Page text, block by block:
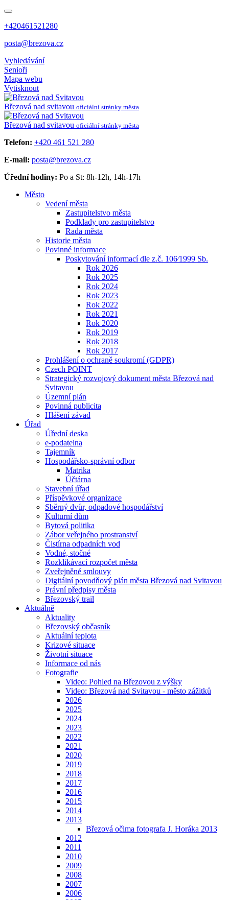
+420461521280
posta@brezova.cz
Vyhledávání
Senioři
Mapa webu
Vytisknout
Březová nad svitavou oficiální stránky města
Březová nad svitavou oficiální stránky města
Telefon: +420 461 521 280
E-mail: posta@brezova.cz
Úřední hodiny: Po a St: 8h-12h, 14h-17h
Město
Vedení města
Zastupitelstvo města
Podklady pro zastupitelstvo
Rada města
Historie města
Povinné informace
Poskytování informací dle z.č. 106⁄1999 Sb.
Rok 2026
Rok 2025
Rok 2024
Rok 2023
Rok 2022
Rok 2021
Rok 2020
Rok 2019
Rok 2018
Rok 2017
Prohlášení o ochraně soukromí (GDPR)
Czech POINT
Strategický rozvojový dokument města Březová nad
Svitavou
Územní plán
Povinná publicita
Hlášení závad
Úřad
Úřední deska
e-podatelna
Tajemník
Hospodářsko-správní odbor
Matrika
Účtárna
Stavební úřad
Příspěvkové organizace
Sběrný dvůr, odpadové hospodářství
Kulturní dům
Bytová politika
Zábor veřejného prostranství
Čistírna odpadních vod
Vodné, stočné
Rozklikávací rozpočet města
Zveřejněné smlouvy
Digitální povodňový plán města Březová nad Svitavou
Právní předpisy města
Březovský trail
Aktuálně
Aktuality
Březovský občasník
Aktuální teplota
Krizové situace
Životní situace
Informace od nás
Fotografie
Video: Pohled na Březovou z výšky
Video: Březová nad Svitavou - město zážitků
2026
2025
2024
2023
2022
2021
2020
2019
2018
2017
2016
2015
2014
2013
Březová očima fotografa J. Horáka 2013
2012
2011
2010
2009
2008
2007
2006